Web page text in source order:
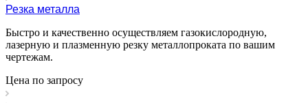
Резка металла
Быстро и качественно осуществляем газокислородную,
лазерную и плазменную резку металлопроката по вашим
чертежам.
Цена по запросу